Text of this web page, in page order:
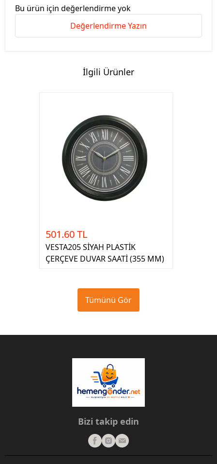
Bu ürün için değerlendirme yok
Değerlendirme Yazın
İlgili Ürünler
501.60 TL
VESTA205 SİYAH PLASTİK
ÇERÇEVE DUVAR SAATİ (355 MM)
Tümünü Gör
Bizi takip edin